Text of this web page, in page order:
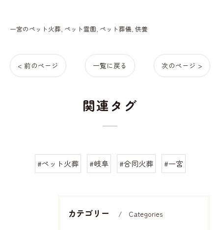
一宮のペット火葬 ペット霊園 ペット葬儀 供養
< 前のページ 一覧に戻る 次のページ >
関連タグ
#ペット火葬 #岐阜 #合同火葬 #一宮
カテゴリー Categories